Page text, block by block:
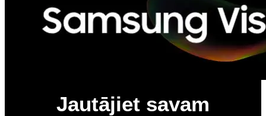
Jautājiet savam